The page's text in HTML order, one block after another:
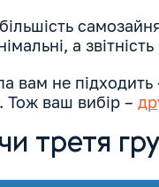
а
вам не підходить
Тож ваш вибір –
третя